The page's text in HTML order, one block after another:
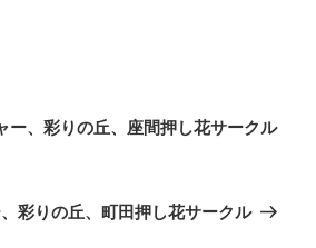
ー、彩りの丘、座間押し花サークル
彩りの丘、町田押し花サークル